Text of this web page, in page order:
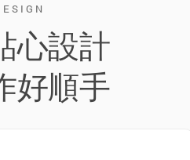
心設計
好順手